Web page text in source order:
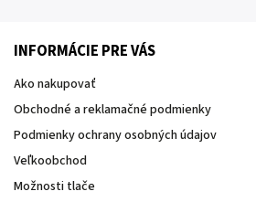
INFORMÁCIE PRE VÁS
Ako nakupovať
Obchodné a reklamačné podmienky
Podmienky ochrany osobných údajov
Veľkoobchod
Možnosti tlače